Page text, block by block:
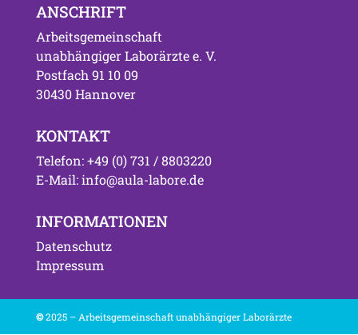
ANSCHRIFT
Arbeitsgemeinschaft
unabhängiger Laborärzte e. V.
Postfach 91 10 09
30430 Hannover
KONTAKT
Telefon: +49 (0) 731 / 8803220
E-Mail: info@aula-labore.de
INFORMATIONEN
Datenschutz
Impressum
©2025 – Arbeitsgemeinschaft unabhängiger Laborärzte